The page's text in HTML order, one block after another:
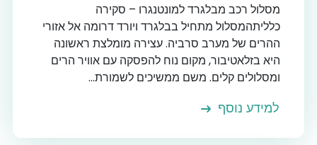
מסלול רכב מבלגרד למונטנגרו – סקירה
כלליתהמסלול מתחיל בבלגרד ויורד דרומה אל אזורי
ההרים של מערב סרביה. עצירה מומלצת ראשונה
היא בזלאטיבור, מקום נוח להפסקה עם אוויר הרים
ומסלולים קלים. משם ממשיכים לשמורת...
למידע נוסף